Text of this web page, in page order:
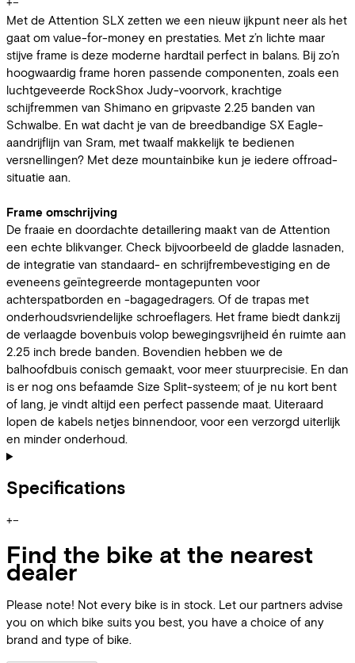
Met de Attention SLX zetten we een nieuw ijkpunt neer als het
gaat om value-for-money en prestaties. Met z’n lichte maar
stijve frame is deze moderne hardtail perfect in balans. Bij zo’n
hoogwaardig frame horen passende componenten, zoals een
luchtgeveerde RockShox Judy-voorvork, krachtige
schijfremmen van Shimano en gripvaste 2.25 banden van
Schwalbe. En wat dacht je van de breedbandige SX Eagle-
aandrijflijn van Sram, met twaalf makkelijk te bedienen
versnellingen? Met deze mountainbike kun je iedere offroad-
situatie aan.
Frame omschrijving
De fraaie en doordachte detaillering maakt van de Attention
een echte blikvanger. Check bijvoorbeeld de gladde lasnaden,
de integratie van standaard- en schrijfrembevestiging en de
eveneens geïntegreerde montagepunten voor
achterspatborden en -bagagedragers. Of de trapas met
onderhoudsvriendelijke schroeflagers. Het frame biedt dankzij
de verlaagde bovenbuis volop bewegingsvrijheid én ruimte aan
2.25 inch brede banden. Bovendien hebben we de
balhoofdbuis conisch gemaakt, voor meer stuurprecisie. En dan
is er nog ons befaamde Size Split-systeem; of je nu kort bent
of lang, je vindt altijd een perfect passende maat. Uiteraard
lopen de kabels netjes binnendoor, voor een verzorgd uiterlijk
en minder onderhoud.
Specifications
+−
Find the bike at the nearest
dealer
Please note! Not every bike is in stock. Let our partners advise
you on which bike suits you best, you have a choice of any
brand and type of bike.